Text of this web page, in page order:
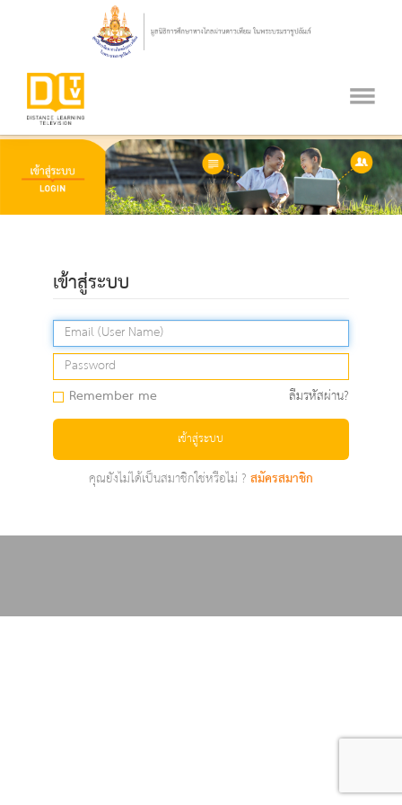
เข้าสู่ระบบ
Remember me ลืมรหัสผ่าน?
เข้าสู่ระบบ
คุณยังไม่ได้เป็นสมาชิกใช่หรือไม่ ?สมัครสมาชิก